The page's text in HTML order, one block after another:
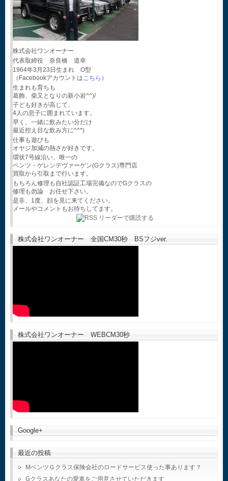
株式会社ワンオーナー
代表取締役 奈良橋 道幸
1964年3月23日生まれ O型
（Facebookアカウントはこちら ）
生まれも育ちも
葛飾、柴又となりの新小岩^^)/
子ども好きが高じて、
4人の息子に囲まれています。
早く、一緒に飲みたい分だけ
最近控え目な飲み方に^^*)
仕事も遊びも
オヤジ加減の熱さが好きです。
環状7号線沿い、唯一の
ベンツ・ゲレンデヴァーゲン(Gクラス)専門店
買取から引取まで行います。
もちろん修理も自社認証工場完備なのでGクラスの
修理も勿論 お任せ下さい。
是非、1度、顔を見に来てください。
メールやコメントもお待ちしてます。
株式会社ワンオーナー 全国CM30秒 BSフジver.
株式会社ワンオーナー WEBCM30秒
Google+
最近の投稿
MベンツＧクラス保険会社のロードサービス使った事あります？
Gクラスあなたの愛車をご用意させていただきます